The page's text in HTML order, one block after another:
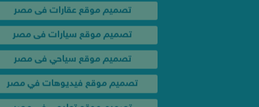
تصميم موقع فيديوهات في مصر
تصميم موقع تعليمي فى مصر